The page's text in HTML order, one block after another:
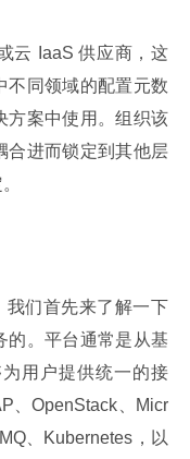
云 IaaS 供应商，这
不同领域的配置元数
方案中使用。组织该
合进而锁定到其他层
我们首先来了解一下
的。平台通常是从基
用户提供统一的接
、OpenStack、Micr
、Kubernetes，以